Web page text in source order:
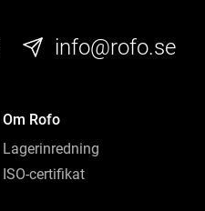
info@rofo.se
Om Rofo
Lagerinredning
ISO-certifikat